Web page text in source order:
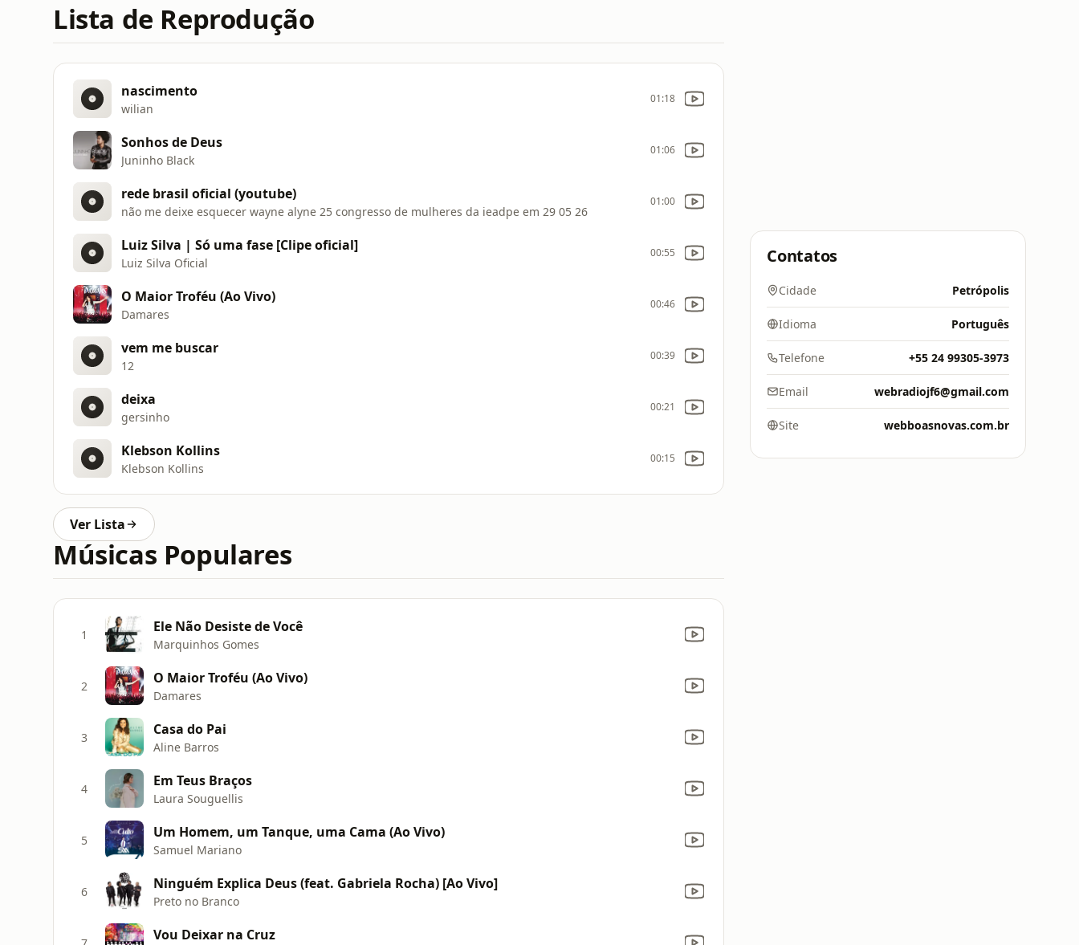
Lista de Reprodução
nascimento
wilian
01:18
Sonhos de Deus
Juninho Black
01:06
rede brasil oficial (youtube)
não me deixe esquecer wayne alyne 25 congresso de mulheres da ieadpe em 29 05 26
01:00
Luiz Silva | Só uma fase [Clipe oficial]
Luiz Silva Oficial
00:55
O Maior Troféu (Ao Vivo)
Damares
00:46
vem me buscar
12
00:39
deixa
gersinho
00:21
Klebson Kollins
Klebson Kollins
00:15
Ver Lista
Músicas Populares
1 Ele Não Desiste de Você
Marquinhos Gomes
2 O Maior Troféu (Ao Vivo)
Damares
3 Casa do Pai
Aline Barros
4 Em Teus Braços
Laura Souguellis
5 Um Homem, um Tanque, uma Cama (Ao Vivo)
Samuel Mariano
6 Ninguém Explica Deus (feat. Gabriela Rocha) [Ao Vivo]
Preto no Branco
Vou Deixar na Cruz
Contatos
Cidade Petrópolis
Idioma Português
Telefone +55 24 99305-3973
Email webradiojf6@gmail.com
Site webboasnovas.com.br